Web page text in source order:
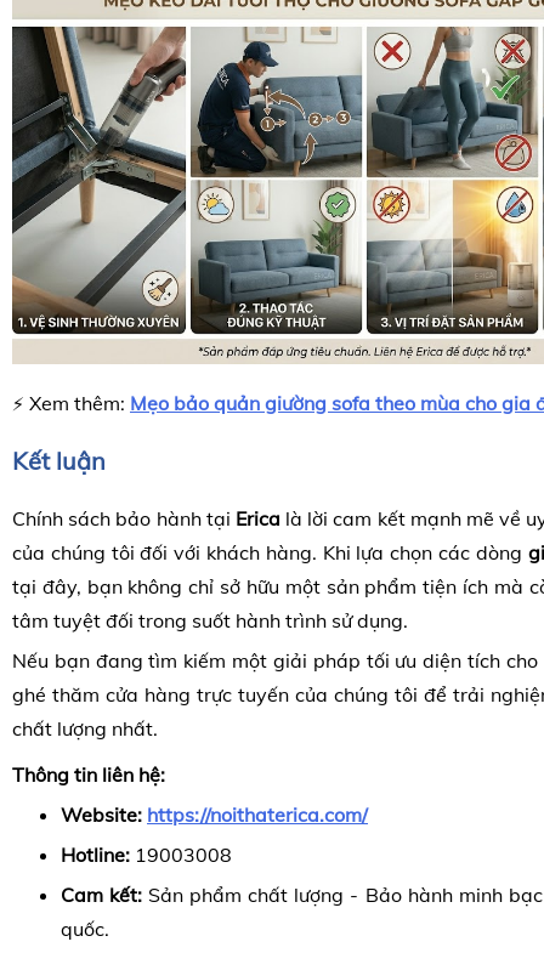
⚡️ Xem thêm: Mẹo bảo quản giường sofa theo mùa cho gia
Kết luận
Chính sách bảo hành tại Erica là lời cam kết mạnh mẽ về
của chúng tôi đối với khách hàng. Khi lựa chọn các dòng
tại đây, bạn không chỉ sở hữu một sản phẩm tiện ích mà
tâm tuyệt đối trong suốt hành trình sử dụng.
Nếu bạn đang tìm kiếm một giải pháp tối ưu diện tích cho
ghé thăm cửa hàng trực tuyến của chúng tôi để trải
chất lượng nhất.
Thông tin liên hệ:
Website: https://noithaterica.com/
Hotline: 19003008
Cam kết: Sản phẩm chất lượng - Bảo hành minh
quốc.